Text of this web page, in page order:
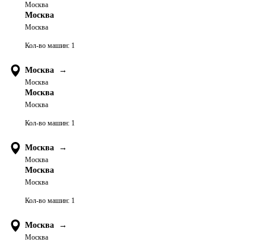
Москва
Москва
Москва
Кол-во машин: 1
Москва →
Москва
Москва
Москва
Кол-во машин: 1
Москва →
Москва
Москва
Москва
Кол-во машин: 1
Москва →
Москва